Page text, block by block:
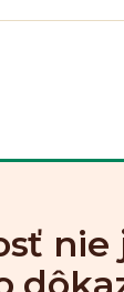
nie